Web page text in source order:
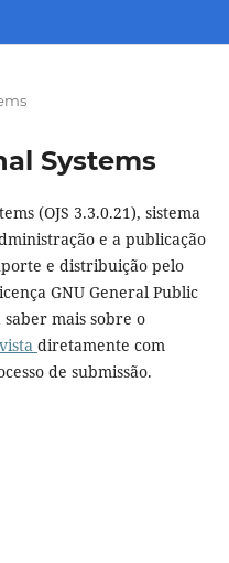
Systems
(OJS 3.3.0.21), sistema
e a publicação
e distribuição pelo
GNU General Public
saber mais sobre o
diretamente com
de submissão.